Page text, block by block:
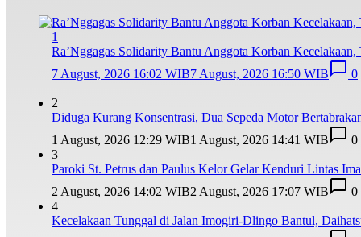
1
Ra’Nggagas Solidarity Bantu Anggota Korban
7 August, 2026 16:02 WIB7 August, 2026 16:50 WIB 0
2
Diduga Kurang Konsentrasi, Dua Sepeda Motor
1 August, 2026 12:29 WIB1 August, 2026 14:41 WIB
0
3
Paroki St. Petrus dan Paulus Kelor Gelar Kenduri Lintas
2 August, 2026 14:02 WIB2 August, 2026 17:07 WIB
0
4
Kecelakaan Tunggal di Jalan Imogiri-Dlingo Bantul,